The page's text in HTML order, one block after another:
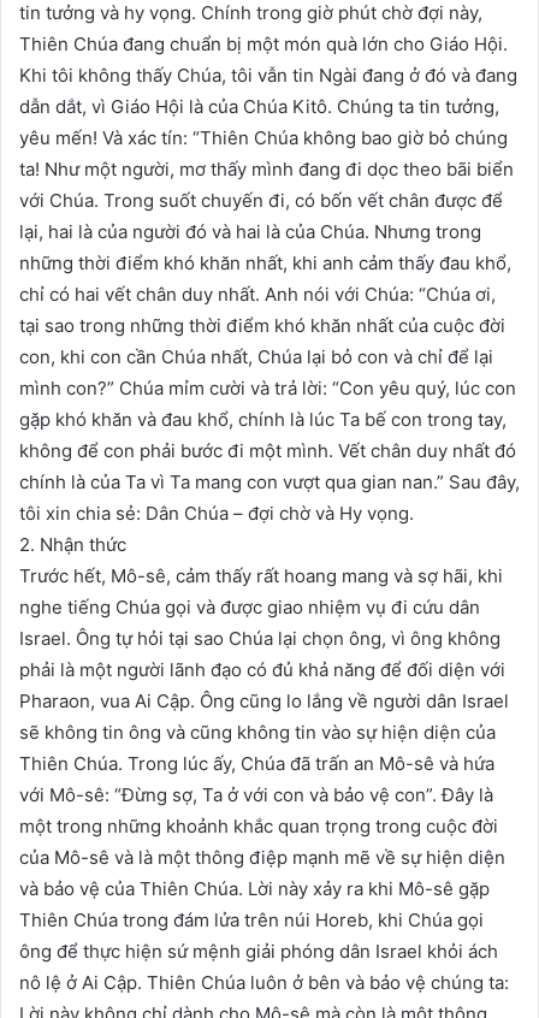
tin tưởng và hy vọng. Chính trong giờ phút chờ đợi này,
Thiên Chúa đang chuẩn bị một món quà lớn cho Giáo Hội.
Khi tôi không thấy Chúa, tôi vẫn tin Ngài đang ở đó và đang
dẫn dắt, vì Giáo Hội là của Chúa Kitô. Chúng ta tin tưởng,
yêu mến! Và xác tín: “Thiên Chúa không bao giờ bỏ chúng
ta! Như một người, mơ thấy mình đang đi dọc theo bãi biển
với Chúa. Trong suốt chuyến đi, có bốn vết chân được để
lại, hai là của người đó và hai là của Chúa. Nhưng trong
những thời điểm khó khăn nhất, khi anh cảm thấy đau khổ,
chỉ có hai vết chân duy nhất. Anh nói với Chúa: “Chúa ơi,
tại sao trong những thời điểm khó khăn nhất của cuộc đời
con, khi con cần Chúa nhất, Chúa lại bỏ con và chỉ để lại
mình con?” Chúa mỉm cười và trả lời: “Con yêu quý, lúc con
gặp khó khăn và đau khổ, chính là lúc Ta bế con trong tay,
không để con phải bước đi một mình. Vết chân duy nhất đó
chính là của Ta vì Ta mang con vượt qua gian nan.” Sau đây,
tôi xin chia sẻ: Dân Chúa – đợi chờ và Hy vọng.
2. Nhận thức
Trước hết, Mô-sê, cảm thấy rất hoang mang và sợ hãi, khi
nghe tiếng Chúa gọi và được giao nhiệm vụ đi cứu dân
Israel. Ông tự hỏi tại sao Chúa lại chọn ông, vì ông không
phải là một người lãnh đạo có đủ khả năng để đối diện với
Pharaon, vua Ai Cập. Ông cũng lo lắng về người dân Israel
sẽ không tin ông và cũng không tin vào sự hiện diện của
Thiên Chúa. Trong lúc ấy, Chúa đã trấn an Mô-sê và hứa
với Mô-sê: “Đừng sợ, Ta ở với con và bảo vệ con”. Đây là
một trong những khoảnh khắc quan trọng trong cuộc đời
của Mô-sê và là một thông điệp mạnh mẽ về sự hiện diện
và bảo vệ của Thiên Chúa. Lời này xảy ra khi Mô-sê gặp
Thiên Chúa trong đám lửa trên núi Horeb, khi Chúa gọi
ông để thực hiện sứ mệnh giải phóng dân Israel khỏi ách
nô lệ ở Ai Cập. Thiên Chúa luôn ở bên và bảo vệ chúng ta: